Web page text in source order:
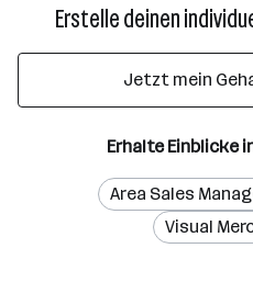
Erstelle deinen
Jetzt mein
Erhalte Einblicke
Area Sales
Visual